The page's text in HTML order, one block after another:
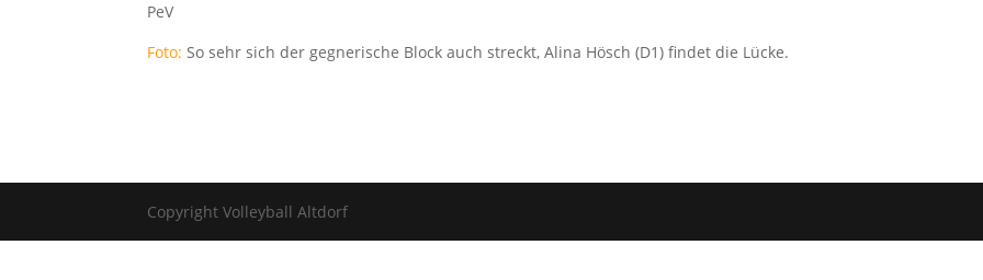
PeV
Foto: So sehr sich der gegnerische Block auch streckt, Alina Hösch (D1) findet die Lücke.
Copyright Volleyball Altdorf